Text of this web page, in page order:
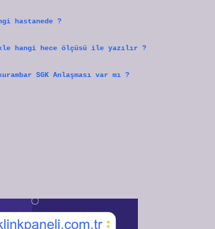
hastanede ?
hangi hece ölçüsü ile yazılır ?
SGK Anlaşması var mı ?